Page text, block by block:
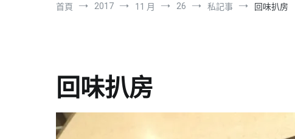
首頁 2017 11 月 26 私記事 回味扒房
回味扒房